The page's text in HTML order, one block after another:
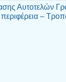
Αυτοτελών
–